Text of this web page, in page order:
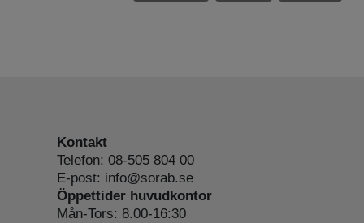
Kontakt
Telefon: 08-505 804 00
E-post: info@sorab.se
Öppettider huvudkontor
Mån-Tors: 8.00-16:30